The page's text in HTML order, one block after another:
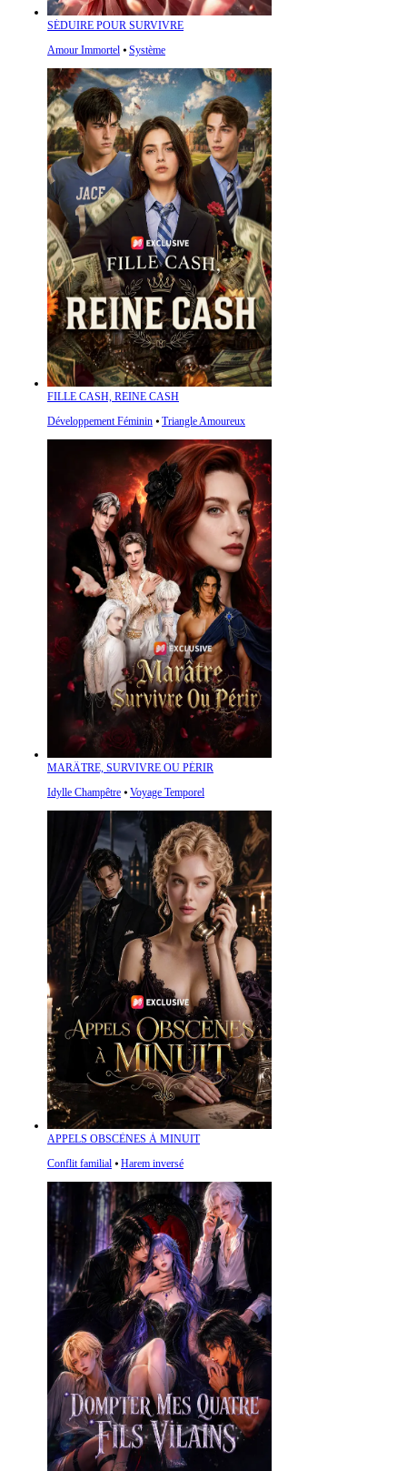
SÉDUIRE POUR SURVIVRE
Amour Immortel ⦁ Système
FILLE CASH, REINE CASH
Développement Féminin ⦁ Triangle Amoureux
MARÂTRE, SURVIVRE OU PÉRIR
Idylle Champêtre ⦁ Voyage Temporel
APPELS OBSCÈNES À MINUIT
Conflit familial ⦁ Harem inversé